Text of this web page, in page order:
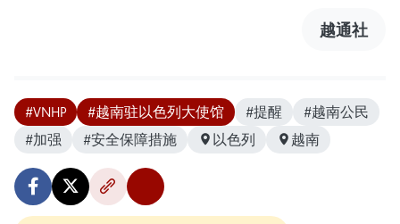
越通社
#VNHP #越南驻以色列大使馆 #提醒
#越南公民
#加强
#安全保障措施 以色列 越南